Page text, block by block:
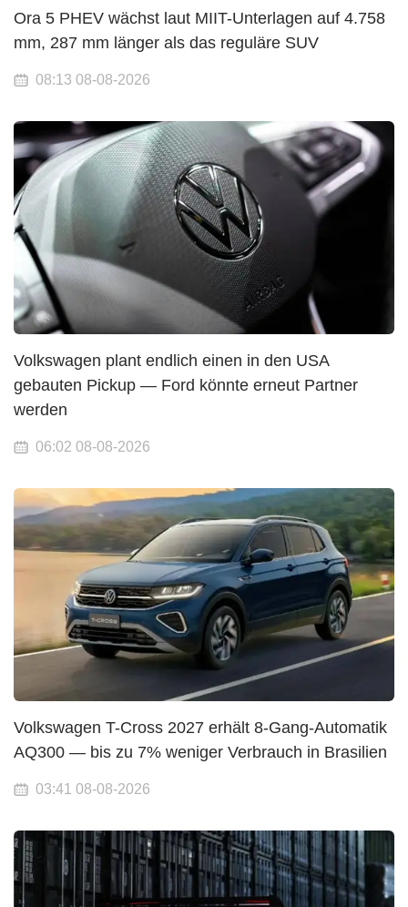
Ora 5 PHEV wächst laut MIIT-Unterlagen auf 4.758
mm, 287 mm länger als das reguläre SUV
08:13 08-08-2026
Volkswagen plant endlich einen in den USA
gebauten Pickup — Ford könnte erneut Partner
werden
06:02 08-08-2026
Volkswagen T-Cross 2027 erhält 8-Gang-Automatik
AQ300 — bis zu 7% weniger Verbrauch in Brasilien
03:41 08-08-2026